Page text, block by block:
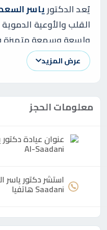
يُعد الدكتورياسر
القلب والأوعية
واسعة وسمعة متميزة
المتخصصة. يعمل
المهندسين بالجيزة،
في إجراء العمليات
وتركيب الدعامات،
المختلفة.
مؤهلات ياسر
الدكتور ياسر
خبرته العميقة في هذا
عرض المزيد
معلومات الحجز
عنوان عيادةدكتور
Al-Saadani
استشردكتور
Saadani هاتفيا